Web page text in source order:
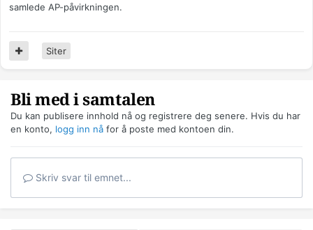
samlede AP-påvirkningen.
Siter
Bli med i samtalen
Du kan publisere innhold nå og registrere deg senere. Hvis du har
en konto, logg inn nå for å poste med kontoen din.
Skriv svar til emnet...